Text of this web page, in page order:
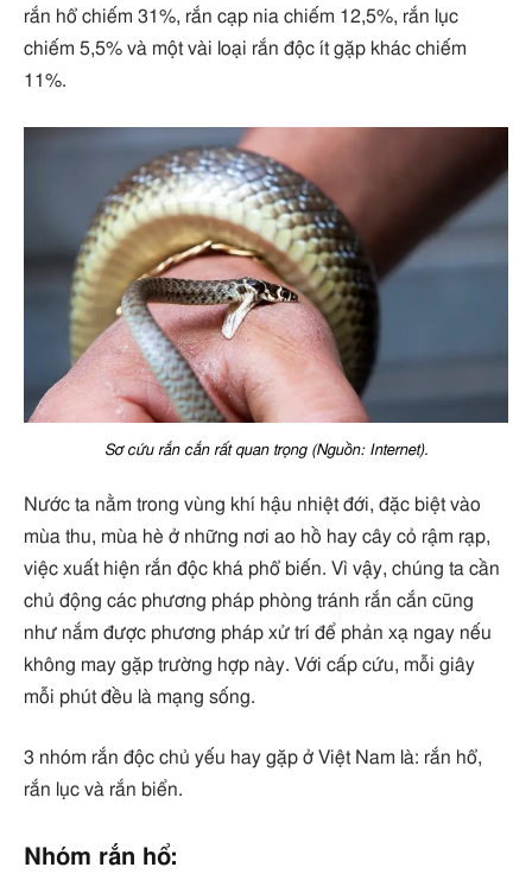
rắn hổ chiếm 31%, rắn cạp nia chiếm 12,5%, rắn lục
chiếm 5,5% và một vài loại rắn độc ít gặp khác chiếm
11%.
Sơ cứu rắn cắn rất quan trọng (Nguồn: Internet).
Nước ta nằm trong vùng khí hậu nhiệt đới, đặc biệt vào
mùa thu, mùa hè ở những nơi ao hồ hay cây cỏ rậm rạp,
việc xuất hiện rắn độc khá phổ biến. Vì vậy, chúng ta cần
chủ động các phương pháp phòng tránh rắn cắn cũng
như nắm được phương pháp xử trí để phản xạ ngay nếu
không may gặp trường hợp này. Với cấp cứu, mỗi giây
mỗi phút đều là mạng sống.
3 nhóm rắn độc chủ yếu hay gặp ở Việt Nam là: rắn hổ,
rắn lục và rắn biển.
Nhóm rắn hổ: